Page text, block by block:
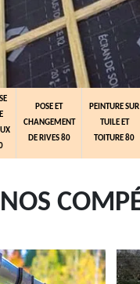
POSE ET
CHANGEMENT
DE RIVES 80
PEINTURE SUR
TUILE ET
TOITURE 80
NOS